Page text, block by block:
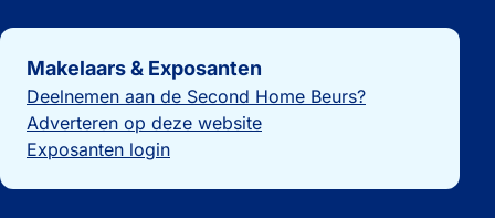
Belangrijke links
Makelaars & Exposanten
Deelnemen aan de Second Home Beurs?
Adverteren op deze website
Exposanten login